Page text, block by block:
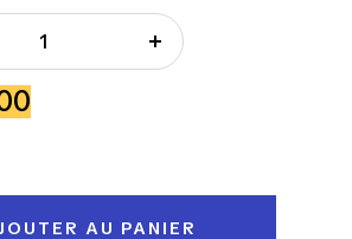
Augmenter
AU PANIER